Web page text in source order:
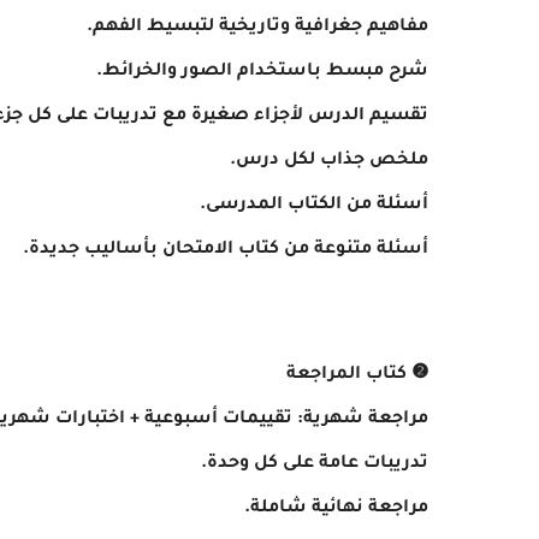
مفاهيم جغرافية وتاريخية لتبسيط الفهم.
شرح مبسط باستخدام الصور والخرائط.
تقسيم الدرس لأجزاء صغيرة مع تدريبات على كل
ملخص جذاب لكل درس.
أسئلة من الكتاب المدرسى.
أسئلة متنوعة من كتاب الامتحان بأساليب جديدة.
❷ كتاب المراجعة
مراجعة شهرية: تقييمات أسبوعية + اختبارات
تدريبات عامة على كل وحدة.
مراجعة نهائية شاملة.